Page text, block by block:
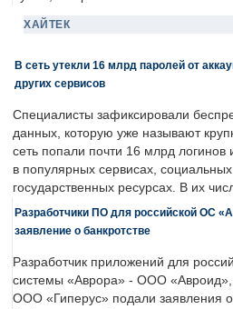
ХАЙТЕК
В сеть утекли 16 млрд паролей от
других сервисов
Специалисты зафиксировали
данных, которую уже называют
сеть попали почти 16 млрд логинов
в популярных сервисах,
государственных ресурсах. В их
Разработчики ПО для российской ОС
заявление о банкротстве
Разработчик приложений для
системы «Аврора» - ООО «Авроид»,
ООО «Гиперус» подали заявления о